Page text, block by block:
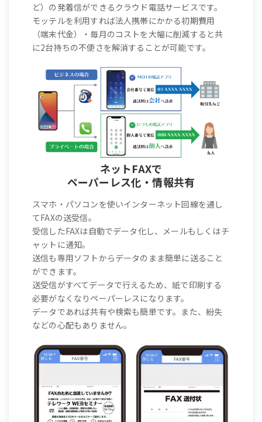
ど）の発着信ができるクラウド電話サービスです。
モッテルを利用すれば法人携帯にかかる初期費用
（端末代金）・毎月のコストを大幅に削減すると共
に2台持ちの不便さを解消することが可能です。
ネットFAXで
ペーパーレス化・情報共有
スマホ・パソコンを使いインターネット回線を通し
てFAXの送受信。
受信したFAXは自動でデータ化し、メールもしくはチ
ャットに通知。
送信も専用ソフトからデータのまま簡単に送ること
ができます。
送受信がすべてデータで行えるため、紙で印刷する
必要がなくなりペーパーレスになります。
データであれば共有や検索も簡単です。また、紛失
などの心配もありません。